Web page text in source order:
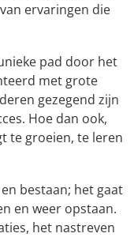
ervaringen die
pad door het
met grote
gezegend zijn
Hoe dan ook,
te groeien, te leren
bestaan; het gaat
en weer opstaan.
het nastreven